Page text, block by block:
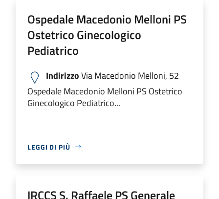
Ospedale Macedonio Melloni PS
Ostetrico Ginecologico
Pediatrico
IndirizzoVia Macedonio Melloni, 52
Ospedale Macedonio Melloni PS Ostetrico
Ginecologico Pediatrico...
LEGGI DI PIÙ
IRCCS S. Raffaele PS Generale